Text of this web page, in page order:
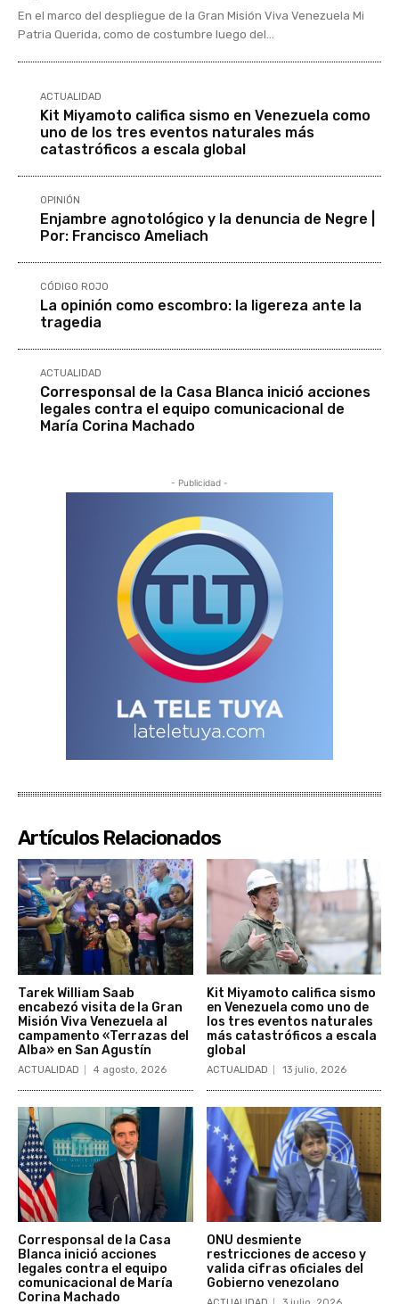
En el marco del despliegue de la Gran Misión Viva Venezuela Mi
Patria Querida, como de costumbre luego del...
ACTUALIDAD
Kit Miyamoto califica sismo en Venezuela como
uno de los tres eventos naturales más
catastróficos a escala global
OPINIÓN
Enjambre agnotológico y la denuncia de Negre |
Por: Francisco Ameliach
CÓDIGO ROJO
La opinión como escombro: la ligereza ante la
tragedia
ACTUALIDAD
Corresponsal de la Casa Blanca inició acciones
legales contra el equipo comunicacional de
María Corina Machado
- Publicidad -
Artículos Relacionados
Tarek William Saab
encabezó visita de la Gran
Misión Viva Venezuela al
campamento «Terrazas del
Alba» en San Agustín
ACTUALIDAD 4 agosto, 2026
Kit Miyamoto califica sismo
en Venezuela como uno de
los tres eventos naturales
más catastróficos a escala
global
ACTUALIDAD 13 julio, 2026
Corresponsal de la Casa
Blanca inició acciones
legales contra el equipo
comunicacional de María
Corina Machado
ONU desmiente
restricciones de acceso y
valida cifras oficiales del
Gobierno venezolano